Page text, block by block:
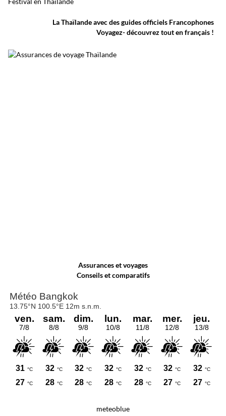
traditionnelles et des musiques de l’Isan,
célébrant le début du carême bouddhique
dans une atmosphère aussi spirituelle que
La Thaïlande avec des guides officiels Francophones
Voyagez- découvrez tout en français !
Assurances et voyages
Conseils et comparatifs
meteoblue